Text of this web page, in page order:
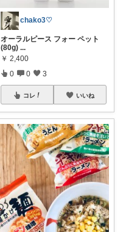
chako3♡
オーラルピース フォー ペット
(80g) ...
￥ 2,400
0 0 3
コレ いいね